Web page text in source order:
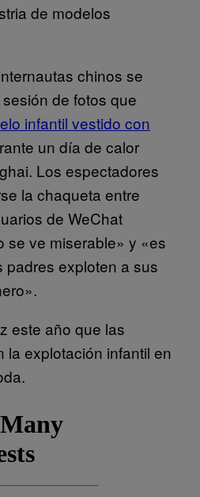
de modelos
chinos se
de fotos que
infantil vestido con
un día de calor
Los espectadores
la chaqueta entre
de WeChat
se ve miserable» y «es
padres exploten a sus
este año que las
la explotación infantil en